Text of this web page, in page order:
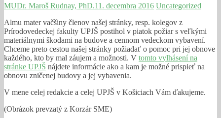
MUDr. Maroš Rudnay, PhD.11. decembra 2016 Uncategorized
Almu mater vačšiny členov našej stránky, resp. kolegov z
Prírodovedeckej fakulty UPJŠ postihol v piatok požiar s veľkými
materiálnymi škodami na budove a cennom vedeckom vybavení.
Chceme preto cestou našej stránky požiadať o pomoc pri jej obnove
každého, kto by mal záujem a možnosti. V tomto vylhásení na
stránke UPJŠ nájdete informácie ako a kam je možné prispieť na
obnovu zničenej budovy a jej vybavenia.
V mene celej redakcie a celej UPJŠ v Košiciach Vám ďakujeme.
(Obrázok prevzatý z Korzár SME)